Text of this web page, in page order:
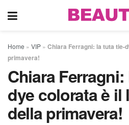
Home » VIP » Chiara Ferragni: la tuta tie-
primavera!
Chiara
dye colorata è il
della primavera!